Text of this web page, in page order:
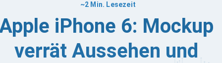
~2 Min. Lesezeit
iPhone 6: Mockup
verrät Aussehen und